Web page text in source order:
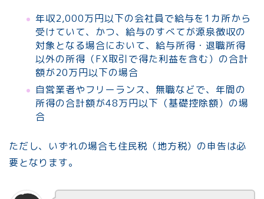
年収2,000万円以下の会社員で給与を1カ所から
受けていて、かつ、給与のすべてが源泉徴収の
対象となる場合において、給与所得・退職所得
以外の所得（FX取引で得た利益を含む）の合計
額が20万円以下の場合
自営業者やフリーランス、無職などで、年間の
所得の合計額が48万円以下（基礎控除額）の場
合
ただし、いずれの場合も住民税（地方税）の申告は必
要となります。